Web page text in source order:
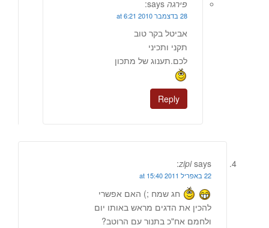
פירגה says:
28 בדצמבר 2010 at 6:21
אביטל בקר טוב
תקני ותכיני
לכם.תענוג של מתכון
Reply
zipi says:
22 באפריל 2011 at 15:40
חג שמח ;) האם אפשרי
להכין את הדגים מראש באותו יום
ולחמם אח"כ בתנור עם הרוטב?